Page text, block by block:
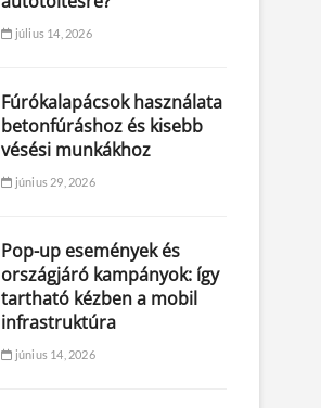
július 14, 2026
Fúrókalapácsok használata
betonfúráshoz és kisebb
vésési munkákhoz
június 29, 2026
Pop-up események és
országjáró kampányok: így
tartható kézben a mobil
infrastruktúra
június 14, 2026